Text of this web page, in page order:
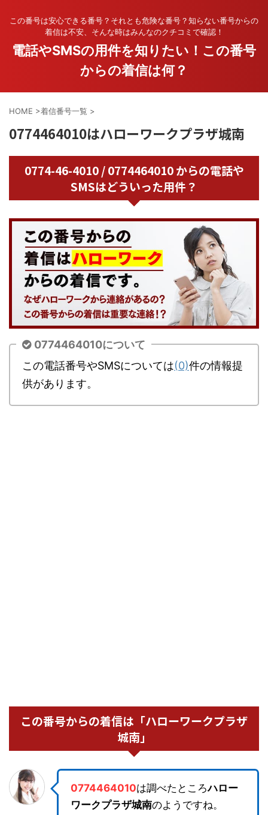
この番号は安心できる番号？それとも危険な番号？知らない番号からの
着信は不安、そんな時はみんなのクチコミで確認！
電話やSMSの用件を知りたい！この番号
からの着信は何？
HOME >着信番号一覧 >
0774464010はハローワークプラザ城南
0774-46-4010 / 0774464010 からの電話や
SMSはどういった用件？
0774464010について
この電話番号やSMSについては(0)件の情報提
供があります。
この番号からの着信は「ハローワークプラザ
城南」
0774464010は調べたところハロー
ワークプラザ城南のようですね。